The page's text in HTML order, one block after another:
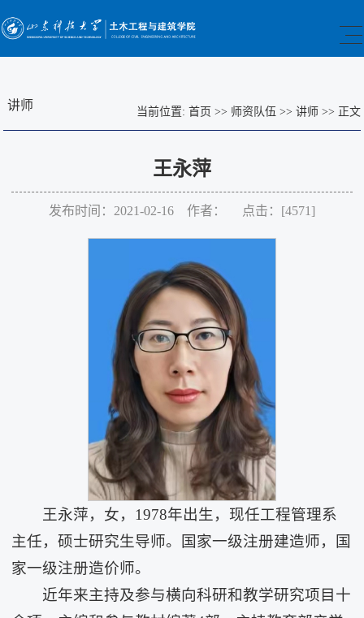
讲师 当前位置: 首页 >> 师资队伍 >> 讲师 >> 正文
王永萍
发布时间：2021-02-16 作者： 点击：[4571]
王永萍，女，1978年出生，现任工程管理系
主任，硕士研究生导师。国家一级注册建造师，国
家一级注册造价师。
近年来主持及参与横向科研和教学研究项目十